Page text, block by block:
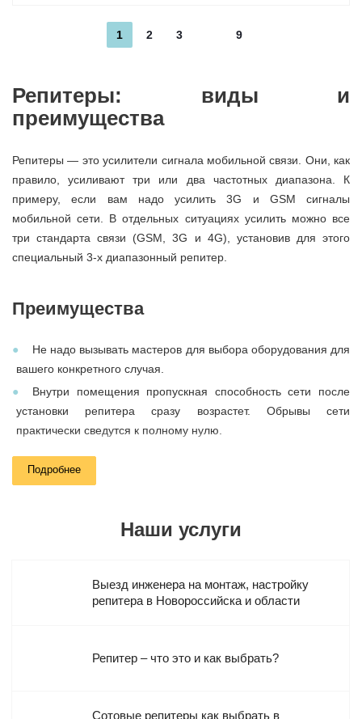
1 2 3 9
Репитеры: виды и
преимущества
Репитеры — это усилители сигнала мобильной связи. Они, как
правило, усиливают три или два частотных диапазона. К
примеру, если вам надо усилить 3G и GSM сигналы
мобильной сети. В отдельных ситуациях усилить можно все
три стандарта связи (GSM, 3G и 4G), установив для этого
специальный 3-х диапазонный репитер.
Преимущества
Не надо вызывать мастеров для выбора оборудования для
вашего конкретного случая.
Внутри помещения пропускная способность сети после
установки репитера сразу возрастет. Обрывы сети
практически сведутся к полному нулю.
Параметры и виды репитеров
Широкополосный репитер – разновидность усилителя.
Этот прибор повышает сигнал во всей частотной полосе
сигнал всех мобильных операторов, которые работают в этом
частотном диапазоне. Все репитеры в нашем ассортименте
Он использует не всю частотную полосу, а лишь конкретный
Подробнее
Наши услуги
Выезд инженера на монтаж, настройку
репитера в Новороссийска и области
Репитер – что это и как выбрать?
Сотовые репитеры как выбрать в